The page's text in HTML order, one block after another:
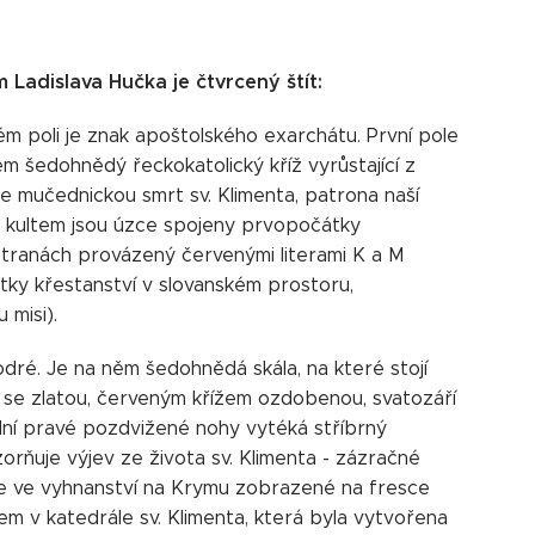
Ladislava Hučka je čtvrcený štít:
poli je znak apoštolského exarchátu. První pole
šedohnědý řeckokatolický kříž vyrůstající z
mučednickou smrt sv. Klimenta, patrona naší
kultem jsou úzce spojeny prvopočátky
provázený červenými literami K a M
křestanství v slovanském prostoru,
misi).
Je na něm šedohnědá skála, na které stojí
zlatou, červeným křížem ozdobenou, svatozáří
pravé pozdvižené nohy vytéká stříbrný
výjev ze života sv. Klimenta - zázračné
ve vyhnanství na Krymu zobrazené na fresce
v katedrále sv. Klimenta, která byla vytvořena